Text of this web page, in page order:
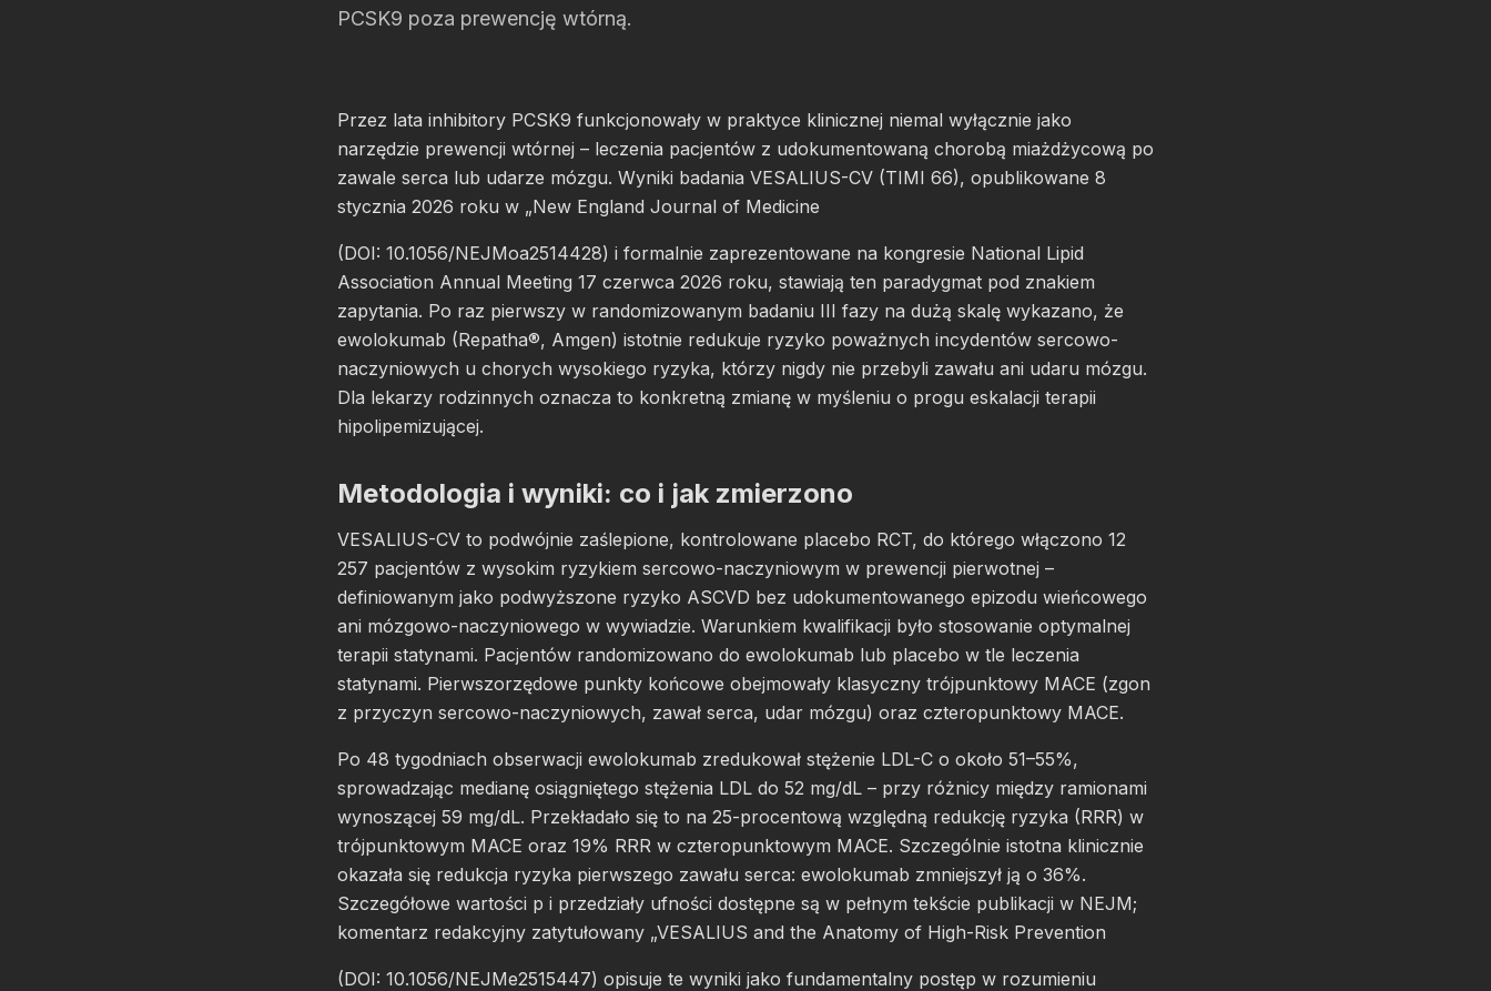
PCSK9 poza prewencję wtórną.
Przez lata inhibitory PCSK9 funkcjonowały w praktyce klinicznej niemal wyłącznie jako
narzędzie prewencji wtórnej – leczenia pacjentów z udokumentowaną chorobą miażdżycową po
zawale serca lub udarze mózgu. Wyniki badania VESALIUS-CV (TIMI 66), opublikowane 8
stycznia 2026 roku w „New England Journal of Medicine
(DOI: 10.1056/NEJMoa2514428) i formalnie zaprezentowane na kongresie National Lipid
Association Annual Meeting 17 czerwca 2026 roku, stawiają ten paradygmat pod znakiem
zapytania. Po raz pierwszy w randomizowanym badaniu III fazy na dużą skalę wykazano, że
ewolokumab (Repatha®, Amgen) istotnie redukuje ryzyko poważnych incydentów sercowo-
naczyniowych u chorych wysokiego ryzyka, którzy nigdy nie przebyli zawału ani udaru mózgu.
Dla lekarzy rodzinnych oznacza to konkretną zmianę w myśleniu o progu eskalacji terapii
hipolipemizującej.
Metodologia i wyniki: co i jak zmierzono
VESALIUS-CV to podwójnie zaślepione, kontrolowane placebo RCT, do którego włączono 12
257 pacjentów z wysokim ryzykiem sercowo-naczyniowym w prewencji pierwotnej –
definiowanym jako podwyższone ryzyko ASCVD bez udokumentowanego epizodu wieńcowego
ani mózgowo-naczyniowego w wywiadzie. Warunkiem kwalifikacji było stosowanie optymalnej
terapii statynami. Pacjentów randomizowano do ewolokumab lub placebo w tle leczenia
statynami. Pierwszorzędowe punkty końcowe obejmowały klasyczny trójpunktowy MACE (zgon
z przyczyn sercowo-naczyniowych, zawał serca, udar mózgu) oraz czteropunktowy MACE.
Po 48 tygodniach obserwacji ewolokumab zredukował stężenie LDL-C o około 51–55%,
sprowadzając medianę osiągniętego stężenia LDL do 52 mg/dL – przy różnicy między ramionami
wynoszącej 59 mg/dL. Przekładało się to na 25-procentową względną redukcję ryzyka (RRR) w
trójpunktowym MACE oraz 19% RRR w czteropunktowym MACE. Szczególnie istotna klinicznie
okazała się redukcja ryzyka pierwszego zawału serca: ewolokumab zmniejszył ją o 36%.
Szczegółowe wartości p i przedziały ufności dostępne są w pełnym tekście publikacji w NEJM;
komentarz redakcyjny zatytułowany „VESALIUS and the Anatomy of High-Risk Prevention
(DOI: 10.1056/NEJMe2515447) opisuje te wyniki jako fundamentalny postęp w rozumieniu